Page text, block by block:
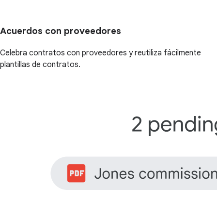
Acuerdos con proveedores
Celebra contratos con proveedores y reutiliza fácilmente
plantillas de contratos.